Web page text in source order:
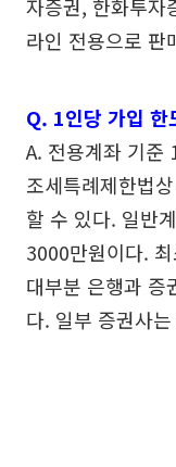
자증권, 한화투자
라인 전용으로 판
Q. 1인당 가입 한
A. 전용계좌 기준
조세특례제한법
할 수 있다. 일반
3000만원이다.
대부분 은행과 증
다. 일부 증권사